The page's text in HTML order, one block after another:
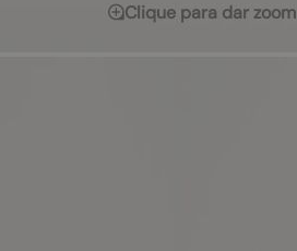
Clique para dar zoom